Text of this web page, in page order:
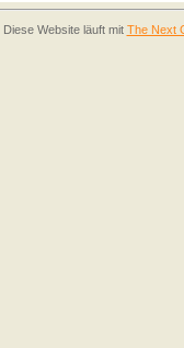
Diese Website läuft mit The Next